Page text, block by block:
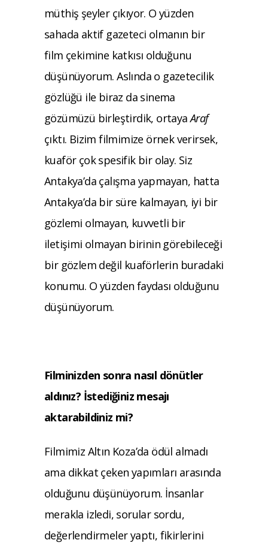
müthiş şeyler çıkıyor. O yüzden
sahada aktif gazeteci olmanın bir
film çekimine katkısı olduğunu
düşünüyorum. Aslında o gazetecilik
gözlüğü ile biraz da sinema
gözümüzü birleştirdik, ortayaAraf
çıktı. Bizim filmimize örnek verirsek,
kuaför çok spesifik bir olay. Siz
Antakya’da çalışma yapmayan, hatta
Antakya’da bir süre kalmayan, iyi bir
gözlemi olmayan, kuvvetli bir
iletişimi olmayan birinin görebileceği
bir gözlem değil kuaförlerin buradaki
konumu. O yüzden faydası olduğunu
düşünüyorum.
Filminizden sonra nasıl dönütler
aldınız? İstediğiniz mesajı
aktarabildiniz mi?
Filmimiz Altın Koza’da ödül almadı
ama dikkat çeken yapımları arasında
olduğunu düşünüyorum. İnsanlar
merakla izledi, sorular sordu,
değerlendirmeler yaptı, fikirlerini